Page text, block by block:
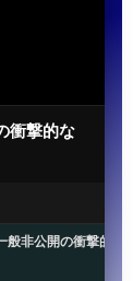
衝撃的な
非公開の衝撃的